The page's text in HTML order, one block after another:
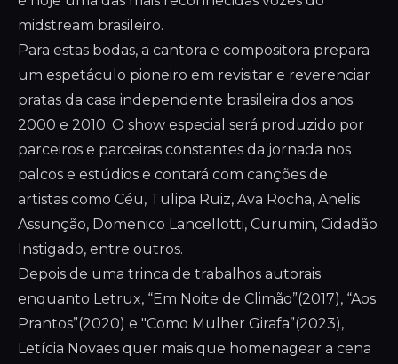
midstream brasileiro.
Para estas bodas, a cantora e compositora prepara
um espetáculo pioneiro em revisitar e reverenciar
pratas da casa independente brasileira dos anos
2000 e 2010. O show especial será produzido por
parceiros e parceiras constantes da jornada nos
palcos e estúdios e contará com canções de
artistas como Céu, Tulipa Ruiz, Ava Rocha, Anelis
Assunção, Domenico Lancellotti, Curumin, Cidadão
Instigado, entre outros.
Depois de uma trinca de trabalhos autorais
enquanto Letrux, “Em Noite de Climão”(2017), “Aos
Prantos”(2020) e "Como Mulher Girafa”(2023),
Letícia Novaes quer mais que homenagear a cena